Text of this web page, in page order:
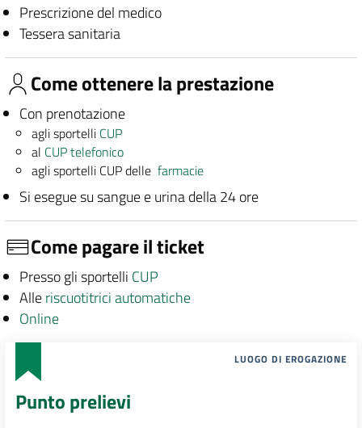
Prescrizione del medico
Tessera sanitaria
Come ottenere la prestazione
Con prenotazione
agli sportelli CUP
al CUP telefonico
agli sportelli CUP dellefarmacie
Si esegue su sangue e urina della 24 ore
Come pagare il ticket
Presso gli sportelli CUP
Alleriscuotitrici automatiche
Online
LUOGO DI EROGAZIONE
Punto prelievi